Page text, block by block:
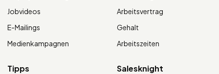
Jobvideos
E-Mailings
Medienkampagnen
Arbeitsvertrag
Gehalt
Arbeitszeiten
Tipps Salesknight